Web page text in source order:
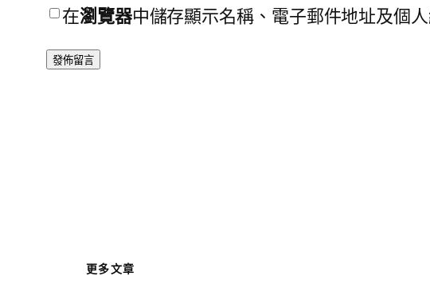
在瀏覽器中儲存顯示名稱、電子郵件地址及個
更多文章